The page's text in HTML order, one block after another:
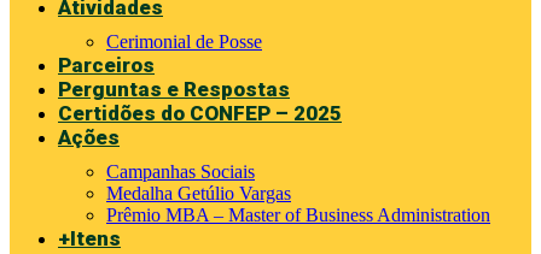
Atividades
Cerimonial de Posse
Parceiros
Perguntas e Respostas
Certidões do CONFEP – 2025
Ações
Campanhas Sociais
Medalha Getúlio Vargas
Prêmio MBA – Master of Business Administration
+Itens